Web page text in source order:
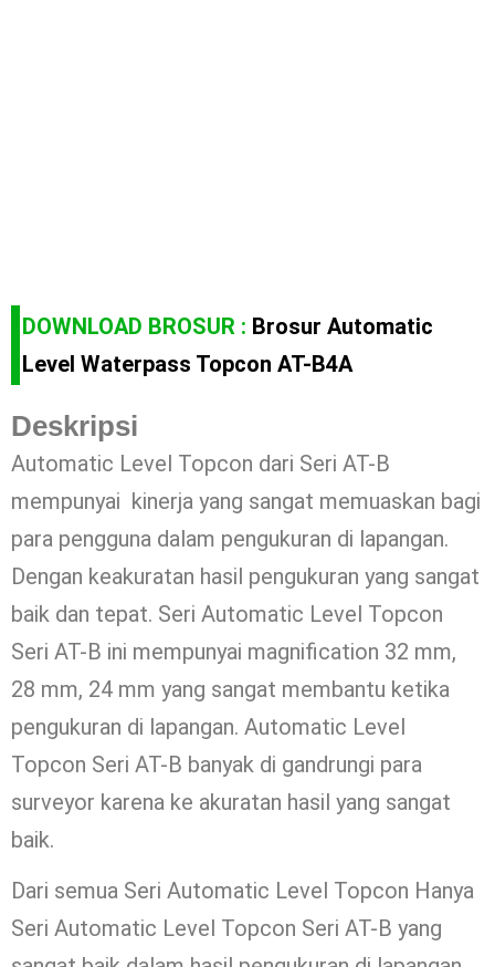
DOWNLOAD BROSUR : Brosur Automatic
Level Waterpass Topcon AT-B4A
Deskripsi
Automatic Level Topcon dari Seri AT-B
mempunyai kinerja yang sangat memuaskan bagi
para pengguna dalam pengukuran di lapangan.
Dengan keakuratan hasil pengukuran yang sangat
baik dan tepat. Seri Automatic Level Topcon
Seri AT-B ini mempunyai magnification 32 mm,
28 mm, 24 mm yang sangat membantu ketika
pengukuran di lapangan. Automatic Level
Topcon Seri AT-B banyak di gandrungi para
surveyor karena ke akuratan hasil yang sangat
baik.
Dari semua Seri Automatic Level Topcon Hanya
Seri Automatic Level Topcon Seri AT-B yang